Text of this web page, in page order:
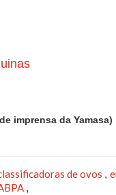
imprensa da Yamasa)
de ovos ,
,